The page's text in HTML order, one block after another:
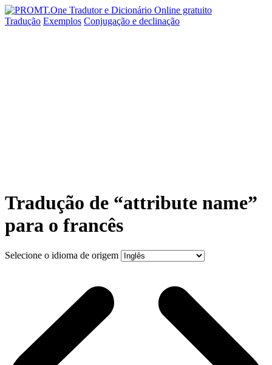
Tradução Exemplos Conjugação e declinação
Tradução de “attribute name”
para o francês
Selecione o idioma de origem